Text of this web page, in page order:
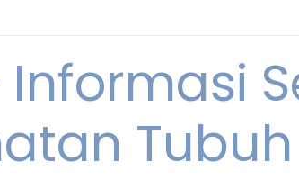
Informasi
Tubuh